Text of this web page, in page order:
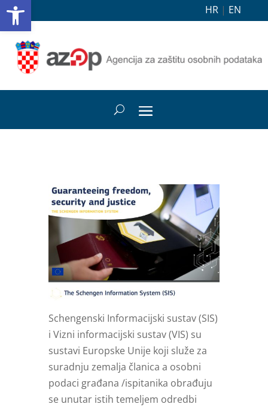
HR | EN
Schengenski Informacijski sustav (SIS)
i Vizni informacijski sustav (VIS) su
sustavi Europske Unije koji služe za
suradnju zemalja članica a osobni
podaci građana /ispitanika obrađuju
se unutar istih temeljem odredbi